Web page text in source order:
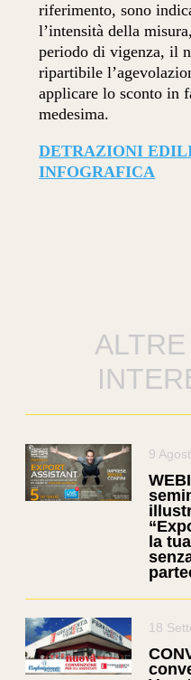
riferimento, sono
l’intensità della
periodo di vigenza, il
ripartibile
applicare lo sconto in
medesima.
DETRAZIONI
INFOGRAFICA
9
la
18